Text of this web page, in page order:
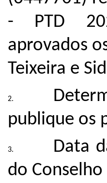
- PTD
aprovados
Teixeira e
publique os
Data
do